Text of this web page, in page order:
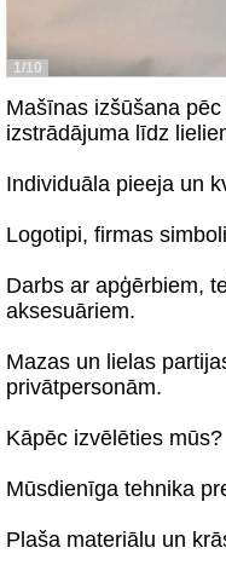
1/10
Mašīnas izšūšana
izstrādājuma līdz
Individuāla pieeja un
Logotipi, firmas
Darbs ar apģērbiem,
aksesuāriem.
Mazas un lielas
privātpersonām.
Kāpēc izvēlēties mūs?
Mūsdienīga tehnika
Plaša materiālu un